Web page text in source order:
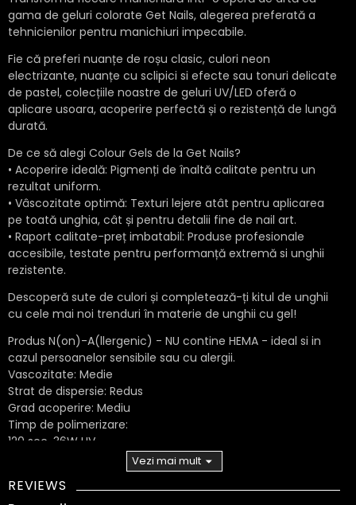
gama de geluri colorate Get Nails, alegerea preferată a
tehnicienilor pentru manichiuri impecabile.
Fie că preferi nuanțe de roșu clasic, culori neon
electrizante, nuanțe cu sclipici si efecte sau tonuri delicate
de pastel, colecțiile noastre de geluri UV/LED oferă o
aplicare usoara, acoperire perfectă și o rezistență de lungă
durată.
De ce să alegi Colour Gels de la Get Nails?
• Acoperire ideală: Pigmenți de înaltă calitate pentru un
rezultat uniform.
• Vâscozitate optimă: Texturi lejere atât pentru aplicarea
pe toată unghia, cât și pentru detalii fine de nail art.
• Raport calitate-preț imbatabil: Produse profesionale
accesibile, testate pentru performanță extremă si unghii
rezistente.
Descoperă sute de culori și completează-ți kitul de unghii
cu cele mai noi trenduri în materie de unghii cu gel!
Produs N(on)-A(llergenic) - NU contine HEMA - ideal si in
cazul persoanelor sensibile sau cu alergii.
Vascozitate: Medie
Strat de dispersie: Redus
Grad acoperire: Mediu
Timp de polimerizare:
120 sec. 36W UV
Made in EU
Vezi mai multarrow_drop_down
REVIEWS